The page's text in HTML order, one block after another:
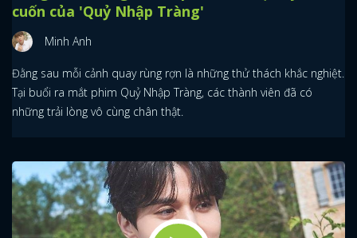
cuốn của 'Quỷ Nhập Tràng'
Minh Anh
Đằng sau mỗi cảnh quay rùng rợn là những thử thách khắc nghiệt.
Tại buổi ra mắt phim Quỷ Nhập Tràng, các thành viên đã có
những trải lòng vô cùng chân thật.